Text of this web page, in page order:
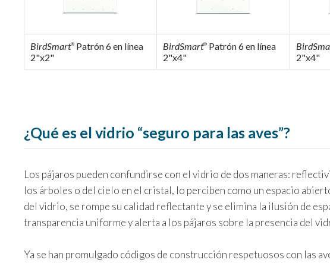
BirdSmart® Patrón 6 en línea
2"x2"
BirdSmart® Patrón 6 en línea
2"x4"
2"x4"
¿Qué es el vidrio “seguro para las aves”?
Los pájaros pueden confundirse con el vidrio de dos maneras:
los árboles o del cielo en el cristal, lo perciben como un espacio
del vidrio, se rompe su calidad reflectante y se elimina la ilusión de
transparencia uniforme y alerta a los pájaros sobre la presencia del
Ya se han promulgado códigos de construcción respetuosos con las